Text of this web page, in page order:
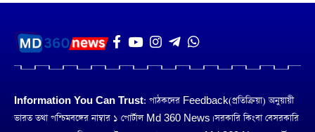
Information You Can Trust: পাঠকদের Feedback(প্রতিক্রিয়া) অনুয়ায়ী
ভারত তথা পশ্চিমবঙ্গের নাম্বার ১ পোর্টাল Md 360 News। সরকারি কিংবা বেসরকারি